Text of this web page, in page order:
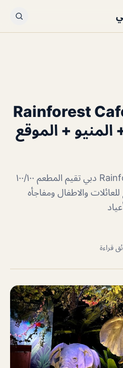
Rainforest
المنيو + الموقع
Rainforest Cafe Restaurant دبي تقيم المطعم ١٠٠/١٠٠
والاطفال ومفاجأه